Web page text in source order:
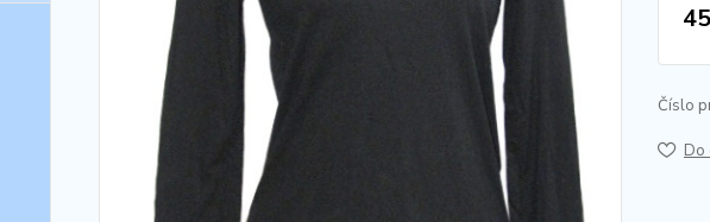
Číslo
Do